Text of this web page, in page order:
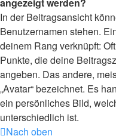
In der Beitragsansicht
Benutzernamen stehen.
deinem Rang verknüpft:
Punkte, die deine
angeben. Das andere,
„Avatar“ bezeichnet. Es
ein persönliches Bild,
unterschiedlich ist.
Nach oben